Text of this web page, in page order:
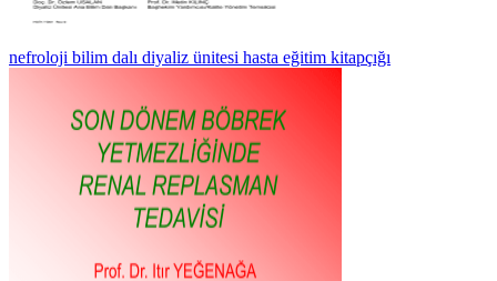
nefroloji bilim dalı diyaliz ünitesi hasta eğitim kitapçığı